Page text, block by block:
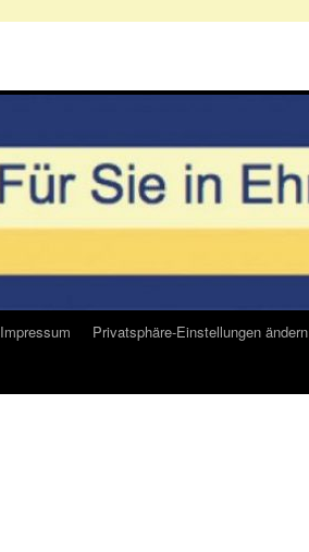
Impressum
Privatsphäre-Einstellungen ändern